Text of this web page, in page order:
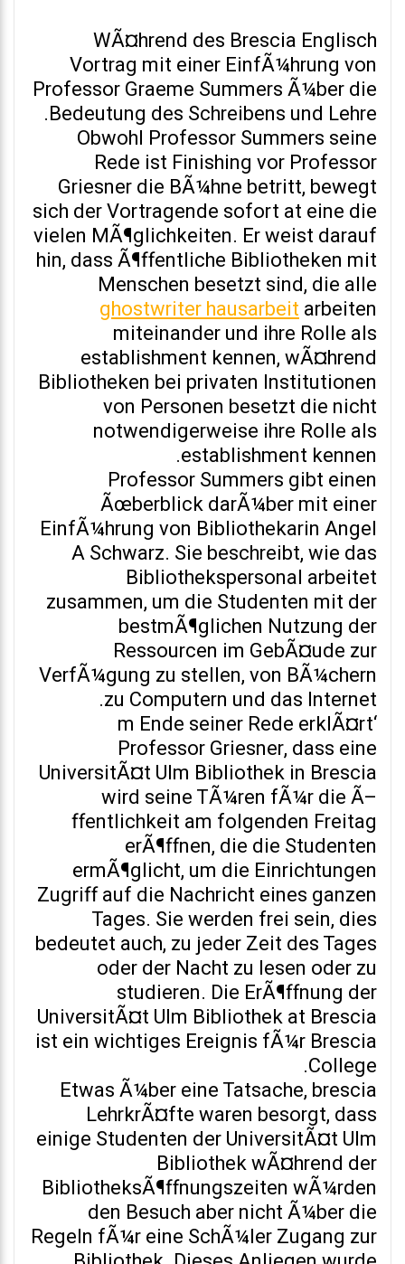
WÃ¤hrend des Brescia Englisch
Vortrag mit einer EinfÃ¼hrung von
Professor Graeme Summers Ã¼ber die
Bedeutung des Schreibens und Lehre.
Obwohl Professor Summers seine
Rede ist Finishing vor Professor
Griesner die BÃ¼hne betritt, bewegt
sich der Vortragende sofort at eine die
vielen MÃ¶glichkeiten. Er weist darauf
hin, dass Ã¶ffentliche Bibliotheken mit
Menschen besetzt sind, die alle
ghostwriter hausarbeitarbeiten
miteinander und ihre Rolle als
establishment kennen, wÃ¤hrend
Bibliotheken bei privaten Institutionen
von Personen besetzt die nicht
notwendigerweise ihre Rolle als
establishment kennen.
Professor Summers gibt einen
Ãœberblick darÃ¼ber mit einer
EinfÃ¼hrung von Bibliothekarin Angel
A Schwarz. Sie beschreibt, wie das
Bibliothekspersonal arbeitet
zusammen, um die Studenten mit der
bestmÃ¶glichen Nutzung der
Ressourcen im GebÃ¤ude zur
VerfÃ¼gung zu stellen, von BÃ¼chern
zu Computern und das Internet.
‘m Ende seiner Rede erklÃ¤rt
Professor Griesner, dass eine
UniversitÃ¤t Ulm Bibliothek in Brescia
wird seine TÃ¼ren fÃ¼r die Ã–
ffentlichkeit am folgenden Freitag
erÃ¶ffnen, die die Studenten
ermÃ¶glicht, um die Einrichtungen
Zugriff auf die Nachricht eines ganzen
Tages. Sie werden frei sein, dies
bedeutet auch, zu jeder Zeit des Tages
oder der Nacht zu lesen oder zu
studieren. Die ErÃ¶ffnung der
UniversitÃ¤t Ulm Bibliothek at Brescia
ist ein wichtiges Ereignis fÃ¼r Brescia
College.
Etwas Ã¼ber eine Tatsache, brescia
LehrkrÃ¤fte waren besorgt, dass
einige Studenten der UniversitÃ¤t Ulm
Bibliothek wÃ¤hrend der
BibliotheksÃ¶ffnungszeiten wÃ¼rden
den Besuch aber nicht Ã¼ber die
Regeln fÃ¼r eine SchÃ¼ler Zugang zur